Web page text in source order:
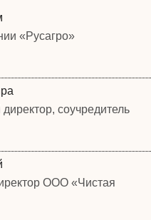
«Русагро»
соучредитель
ООО «Чистая